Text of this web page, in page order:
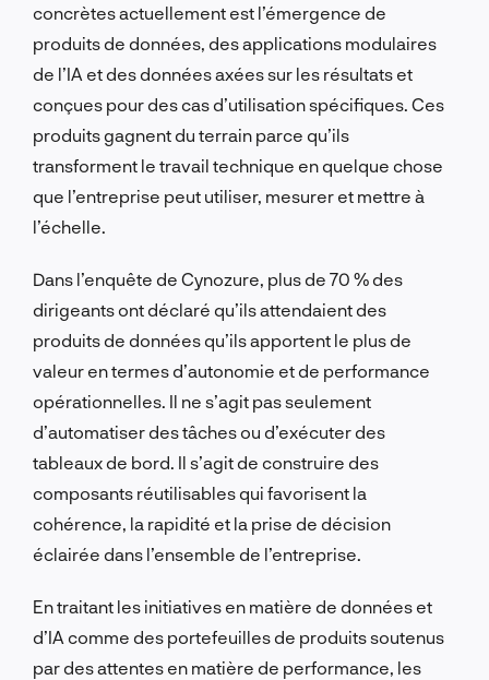
concrètes actuellement est l’émergence de
produits de données, des applications modulaires
de l’IA et des données axées sur les résultats et
conçues pour des cas d’utilisation spécifiques. Ces
produits gagnent du terrain parce qu’ils
transforment le travail technique en quelque chose
que l’entreprise peut utiliser, mesurer et mettre à
l’échelle.
Dans l’enquête de Cynozure, plus de 70 % des
dirigeants ont déclaré qu’ils attendaient des
produits de données qu’ils apportent le plus de
valeur en termes d’autonomie et de performance
opérationnelles. Il ne s’agit pas seulement
d’automatiser des tâches ou d’exécuter des
tableaux de bord. Il s’agit de construire des
composants réutilisables qui favorisent la
cohérence, la rapidité et la prise de décision
éclairée dans l’ensemble de l’entreprise.
En traitant les initiatives en matière de données et
d’IA comme des portefeuilles de produits soutenus
par des attentes en matière de performance, les